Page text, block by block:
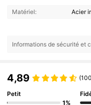
Matériel: Acier
Informations de sécurité et
4,89
Petit
1%